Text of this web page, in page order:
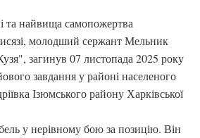
та найвища самопожертва
молодший сержант Мельник
загинув 07 листопада 2025 року
завдання у районі населеного
Ізюмського району Харківської
у нерівному бою за позицію. Він